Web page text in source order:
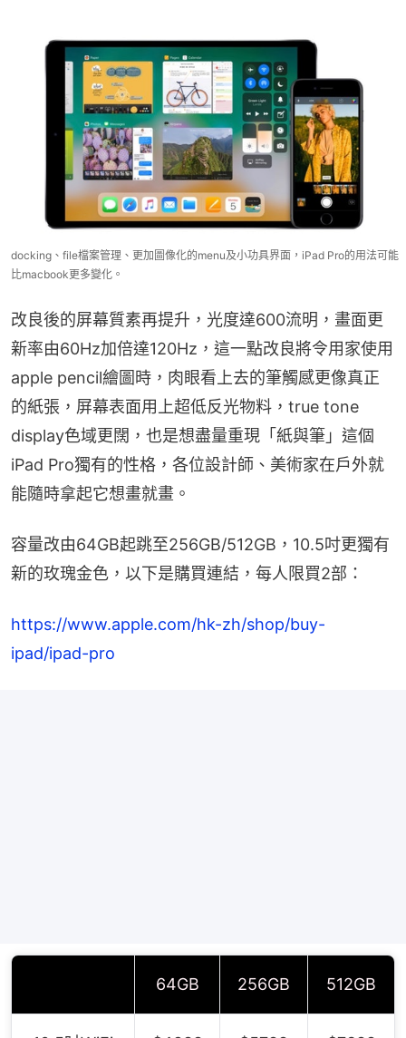
docking、file檔案管理、更加圖像化的menu及小功具界面，iPad Pro的用法可能
比macbook更多變化。
改良後的屏幕質素再提升，光度達600流明，畫面更
新率由60Hz加倍達120Hz，這一點改良將令用家使用
apple pencil繪圖時，肉眼看上去的筆觸感更像真正
的紙張，屏幕表面用上超低反光物料，true tone
display色域更闊，也是想盡量重現「紙與筆」這個
iPad Pro獨有的性格，各位設計師、美術家在戶外就
能隨時拿起它想畫就畫。
容量改由64GB起跳至256GB/512GB，10.5吋更獨有
新的玫瑰金色，以下是購買連結，每人限買2部：
https://www.apple.com/hk-zh/shop/buy-
ipad/ipad-pro
64GB 256GB 512GB